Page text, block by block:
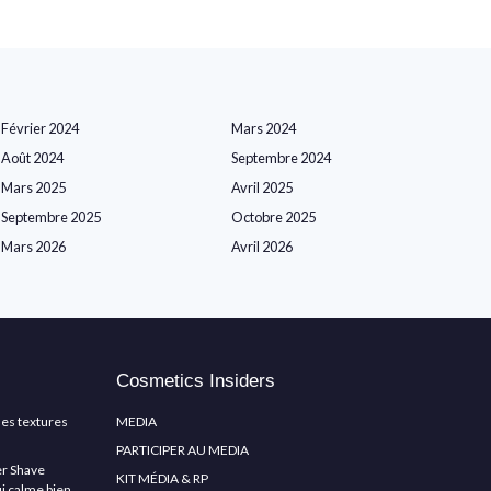
Février 2024
Mars 2024
Août 2024
Septembre 2024
Mars 2025
Avril 2025
Septembre 2025
Octobre 2025
Mars 2026
Avril 2026
textures
Shave
Cosmetics Insiders
MEDIA
PARTICIPER AU MEDIA
KIT MÉDIA & RP